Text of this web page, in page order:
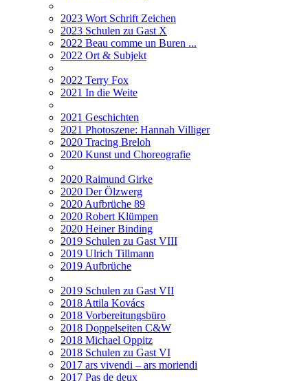
2023 Wort Schrift Zeichen
2023 Schulen zu Gast X
2022 Beau comme un Buren ...
2022 Ort & Subjekt
2022 Terry Fox
2021 In die Weite
2021 Geschichten
2021 Photoszene: Hannah Villiger
2020 Tracing Breloh
2020 Kunst und Choreografie
2020 Raimund Girke
2020 Der Ölzwerg
2020 Aufbrüche 89
2020 Robert Klümpen
2020 Heiner Binding
2019 Schulen zu Gast VIII
2019 Ulrich Tillmann
2019 Aufbrüche
2019 Schulen zu Gast VII
2018 Attila Kovács
2018 Vorbereitungsbüro
2018 Doppelseiten C&W
2018 Michael Oppitz
2018 Schulen zu Gast VI
2017 ars vivendi – ars moriendi
2017 Pas de deux